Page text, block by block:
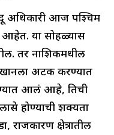
अधिकारी आज पश्चिम
या सोहळ्यास
तर नाशिकमधील
अटक करण्यात
आलं आहे, तिची
होण्याची शक्यता
राजकारण क्षेत्रातील